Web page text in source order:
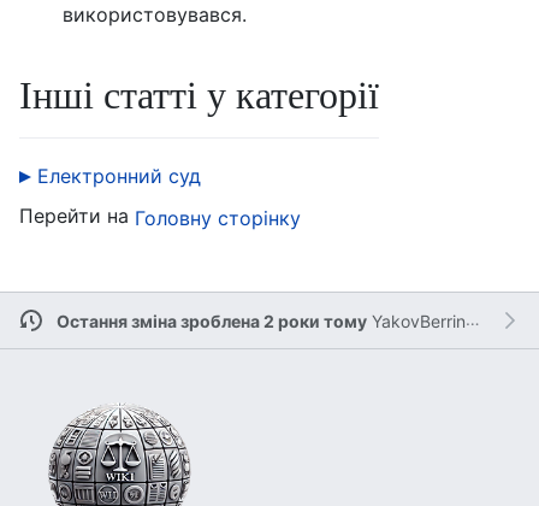
використовувався.
Інші статті у категорії
Електронний суд
Перейти на Головну сторінку
Остання зміна зроблена 2 роки тому YakovBerringer